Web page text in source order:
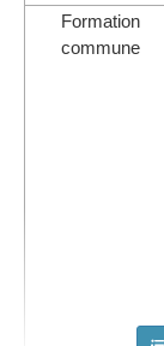
Formation
commune